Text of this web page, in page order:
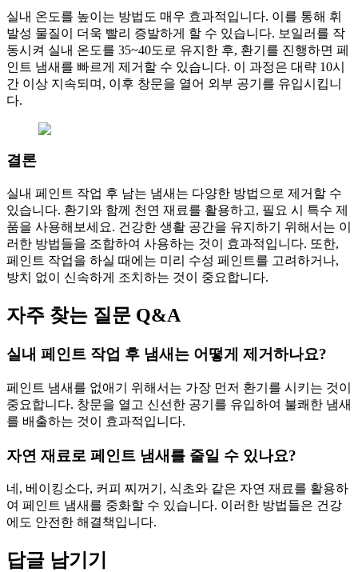
실내 온도를 높이는 방법도 매우 효과적입니다. 이를 통해 휘
발성 물질이 더욱 빨리 증발하게 할 수 있습니다. 보일러를 작
동시켜 실내 온도를 35~40도로 유지한 후, 환기를 진행하면 페
인트 냄새를 빠르게 제거할 수 있습니다. 이 과정은 대략 10시
간 이상 지속되며, 이후 창문을 열어 외부 공기를 유입시킵니
다.
결론
실내 페인트 작업 후 남는 냄새는 다양한 방법으로 제거할 수
있습니다. 환기와 함께 천연 재료를 활용하고, 필요 시 특수 제
품을 사용해보세요. 건강한 생활 공간을 유지하기 위해서는 이
러한 방법들을 조합하여 사용하는 것이 효과적입니다. 또한,
페인트 작업을 하실 때에는 미리 수성 페인트를 고려하거나,
방치 없이 신속하게 조치하는 것이 중요합니다.
자주 찾는 질문 Q&A
실내 페인트 작업 후 냄새는 어떻게 제거하나요?
페인트 냄새를 없애기 위해서는 가장 먼저 환기를 시키는 것이
중요합니다. 창문을 열고 신선한 공기를 유입하여 불쾌한 냄새
를 배출하는 것이 효과적입니다.
자연 재료로 페인트 냄새를 줄일 수 있나요?
네, 베이킹소다, 커피 찌꺼기, 식초와 같은 자연 재료를 활용하
여 페인트 냄새를 중화할 수 있습니다. 이러한 방법들은 건강
에도 안전한 해결책입니다.
답글 남기기